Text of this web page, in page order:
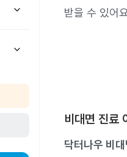
받을 수 있어
비대면 진료
닥터나우 비